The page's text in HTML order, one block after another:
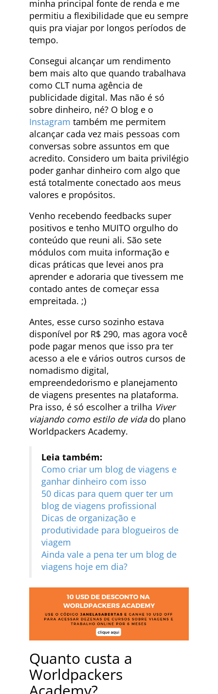
minha principal fonte de renda e me
permitiu a flexibilidade que eu sempre
quis pra viajar por longos períodos de
tempo.
Consegui alcançar um rendimento
bem mais alto que quando trabalhava
como CLT numa agência de
publicidade digital. Mas não é só
sobre dinheiro, né? O blog e o
Instagram também me permitem
alcançar cada vez mais pessoas com
conversas sobre assuntos em que
acredito. Considero um baita privilégio
poder ganhar dinheiro com algo que
está totalmente conectado aos meus
valores e propósitos.
Venho recebendo feedbacks super
positivos e tenho MUITO orgulho do
conteúdo que reuni ali. São sete
módulos com muita informação e
dicas práticas que levei anos pra
aprender e adoraria que tivessem me
contado antes de começar essa
empreitada. ;)
Antes, esse curso sozinho estava
disponível por R$ 290, mas agora você
pode pagar menos que isso pra ter
acesso a ele e vários outros cursos de
nomadismo digital,
empreendedorismo e planejamento
de viagens presentes na plataforma.
Pra isso, é só escolher a trilha Viver
viajando como estilo de vidado plano
Worldpackers Academy.
Leia também:
Como criar um blog de viagens e
ganhar dinheiro com isso
50 dicas para quem quer ter um
blog de viagens profissional
Dicas de organização e
produtividade para blogueiros de
viagem
Ainda vale a pena ter um blog de
viagens hoje em dia?
Quanto custa a
Worldpackers